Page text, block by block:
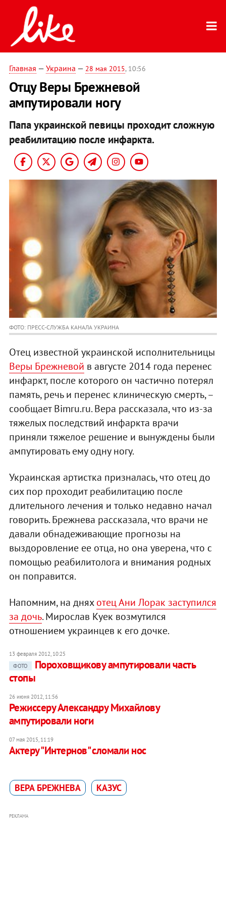
Главная — Украина — 28 мая 2015, 10:56
Отцу Веры Брежневой
ампутировали ногу
Папа украинской певицы проходит сложную
реабилитацию после инфаркта.
ФОТО: ПРЕСС-СЛУЖБА КАНАЛА УКРАИНА
Отец известной украинской исполнительницы
Веры Брежневой в августе 2014 года перенес
инфаркт, после которого он частично потерял
память, речь и перенес клиническую смерть, –
сообщает Bimru.ru. Вера рассказала, что из-за
тяжелых последствий инфаркта врачи
приняли тяжелое решение и вынуждены были
ампутировать ему одну ногу.
Украинская артистка призналась, что отец до
сих пор проходит реабилитацию после
длительного лечения и только недавно начал
говорить. Брежнева рассказала, что врачи не
давали обнадеживающие прогнозы на
выздоровление ее отца, но она уверена, что с
помощью реабилитолога и внимания родных
он поправится.
Напомним, на дняхотец Ани Лорак заступился
за дочь. Мирослав Куек возмутился
отношением украинцев к его дочке.
13 февраля 2012, 10:25
ФОТО
Пороховщикову ампутировали часть
стопы
26 июня 2012, 11:56
Режиссеру Александру Михайлову
ампутировали ноги
07 мая 2015, 11:19
Актеру "Интернов" сломали нос
ВЕРА БРЕЖНЕВА КАЗУС
РЕКЛАМА